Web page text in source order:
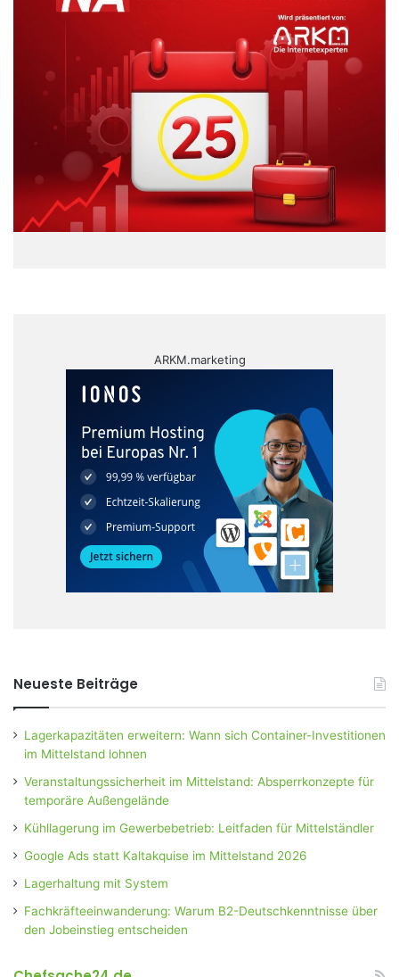
ARKM.marketing
Neueste Beiträge
Lagerkapazitäten erweitern: Wann sich Container-Investitionen
im Mittelstand lohnen
Veranstaltungssicherheit im Mittelstand: Absperrkonzepte für
temporäre Außengelände
Kühllagerung im Gewerbebetrieb: Leitfaden für Mittelständler
Google Ads statt Kaltakquise im Mittelstand 2026
Lagerhaltung mit System
Fachkräfteeinwanderung: Warum B2-Deutschkenntnisse über
den Jobeinstieg entscheiden